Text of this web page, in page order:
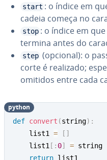
start : o índice em
cadeia começa no
stop : o índice em
termina antes do
step (opcional): o
corte é realizado;
omitidos entre cada
def convert (string) :
    list1
= [ ]
    list1
[ : 0] = string
return list1
python